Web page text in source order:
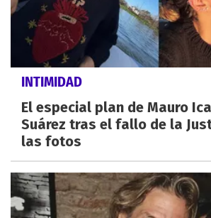
INTIMIDAD
El especial plan de Mauro
Suárez tras el fallo de la
las fotos